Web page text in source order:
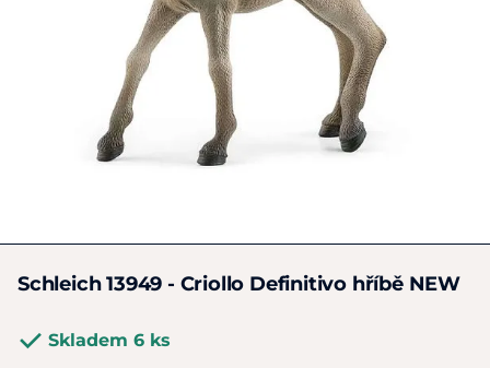
Schleich 13949 - Criollo Definitivo hříbě NEW
Skladem 6 ks